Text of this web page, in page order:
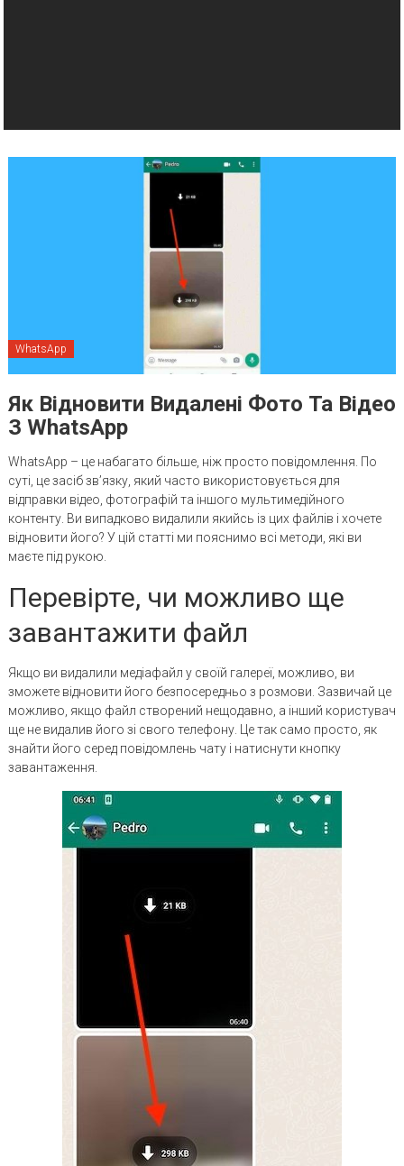
WhatsApp
Як Відновити Видалені Фото Та Відео
З WhatsApp
WhatsApp – це набагато більше, ніж просто повідомлення. По
суті, це засіб зв’язку, який часто використовується для
відправки відео, фотографій та іншого мультимедійного
контенту. Ви випадково видалили якийсь із цих файлів і хочете
відновити його? У цій статті ми пояснимо всі методи, які ви
маєте під рукою.
Перевірте, чи можливо ще
завантажити файл
Якщо ви видалили медіафайл у своїй галереї, можливо, ви
зможете відновити його безпосередньо з розмови. Зазвичай це
можливо, якщо файл створений нещодавно, а інший користувач
ще не видалив його зі свого телефону. Це так само просто, як
знайти його серед повідомлень чату і натиснути кнопку
завантаження.